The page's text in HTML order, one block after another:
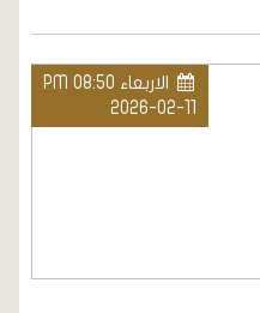
الاربعاء PM 08:50
2026-02-11